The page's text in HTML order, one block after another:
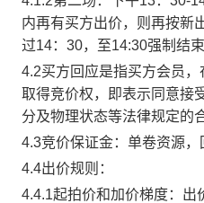
内再有买方出价，则再按新
过14：30，至14:30强制结束
4.2买方回应是指买方会员
取得竞价权，即表示同意接
分及物理状态等法律规定的
4.3竞价保证金：单卷资源，
4.4出价规则：
4.4.1起拍价和加价梯度：出